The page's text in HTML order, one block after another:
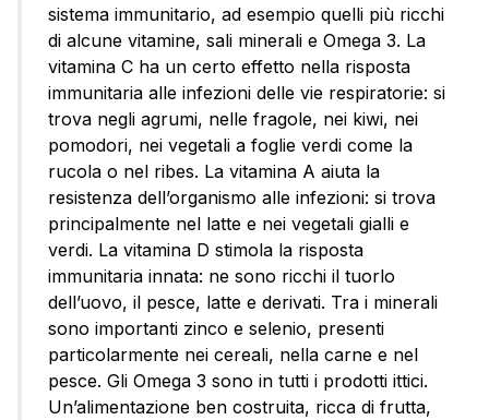
sistema immunitario, ad esempio quelli più ricchi
di alcune vitamine, sali minerali e Omega 3. La
vitamina C ha un certo effetto nella risposta
immunitaria alle infezioni delle vie respiratorie: si
trova negli agrumi, nelle fragole, nei kiwi, nei
pomodori, nei vegetali a foglie verdi come la
rucola o nel ribes. La vitamina A aiuta la
resistenza dell’organismo alle infezioni: si trova
principalmente nel latte e nei vegetali gialli e
verdi. La vitamina D stimola la risposta
immunitaria innata: ne sono ricchi il tuorlo
dell’uovo, il pesce, latte e derivati. Tra i minerali
sono importanti zinco e selenio, presenti
particolarmente nei cereali, nella carne e nel
pesce. Gli Omega 3 sono in tutti i prodotti ittici.
Un’alimentazione ben costruita, ricca di frutta,